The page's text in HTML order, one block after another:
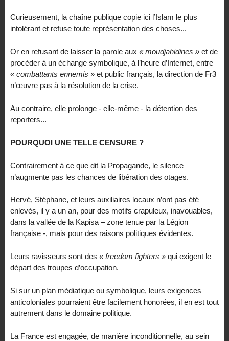
Curieusement, la chaîne publique copie ici l’Islam le plus
intolérant et refuse toute représentation des choses...
Or en refusant de laisser la parole aux « moudjahidines » et de
procéder à un échange symbolique, à l’heure d’Internet, entre
« combattants ennemis » et public français, la direction de Fr3
n’œuvre pas à la résolution de la crise.
Au contraire, elle prolonge - elle-même - la détention des
reporters...
POURQUOI UNE TELLE CENSURE ?
Contrairement à ce que dit la Propagande, le silence
n’augmente pas les chances de libération des otages.
Hervé, Stéphane, et leurs auxiliaires locaux n’ont pas été
enlevés, il y a un an, pour des motifs crapuleux, inavouables,
dans la vallée de la Kapisa – zone tenue par la Légion
française -, mais pour des raisons politiques évidentes.
Leurs ravisseurs sont des « freedom fighters » qui exigent le
départ des troupes d’occupation.
Si sur un plan médiatique ou symbolique, leurs exigences
anticoloniales pourraient être facilement honorées, il en est tout
autrement dans le domaine politique.
La France est engagée, de manière inconditionnelle, au sein